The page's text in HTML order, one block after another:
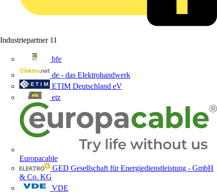
Industriepartner 11
bfe
de - das Elektrohandwerk
ETIM Deutschland eV
etz
Europacable
GED Gesellschaft für Energiedienstleistung - GmbH
& Co. KG
VDE